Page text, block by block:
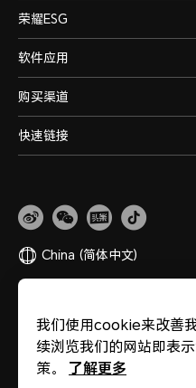
荣耀ESG
软件应用
购买渠道
快速链接
China (简体中文)
版权所有 © 荣耀终端股份有限公
我们使用cookie来改善
续浏览我们的网站即表
策。
了解更多